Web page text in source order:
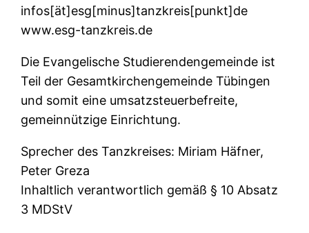
infos[ät]esg[minus]tanzkreis[punkt]de
www.esg-tanzkreis.de
Die Evangelische Studierendengemeinde ist
Teil der Gesamtkirchengemeinde Tübingen
und somit eine umsatzsteuerbefreite,
gemeinnützige Einrichtung.
Sprecher des Tanzkreises: Miriam Häfner,
Peter Greza
Inhaltlich verantwortlich gemäß § 10 Absatz
3 MDStV